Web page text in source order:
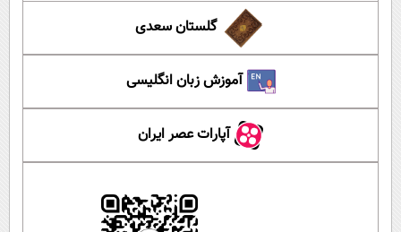
گلستان سعدی
آموزش زبان انگلیسی
آپارات عصر ایران